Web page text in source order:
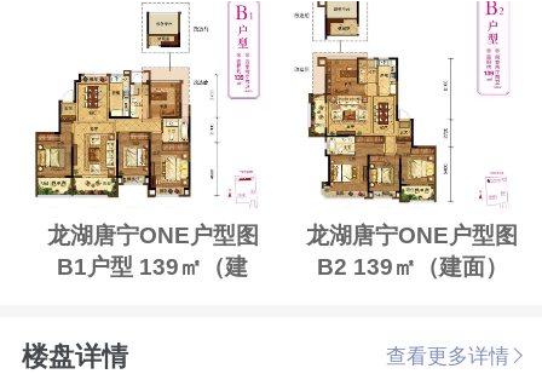
龙湖唐宁ONE户型图
B1户型 139㎡（建
龙湖唐宁ONE户型图
B2 139㎡（建面）
楼盘详情 查看更多详情